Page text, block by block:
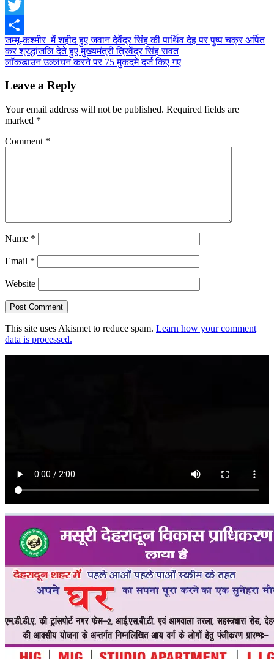
Facebook
Twitter
Share
Post
navigation
जम्मू-कश्मीर में शहीद हुए जवान देवेंद्र सिंह की पार्थिव देह पर पुष्प चक्र अर्पित
कर श्रद्धांजलि देते हुए मुख्यमंत्री त्रिवेंद्र सिंह रावत
लॉकडाउन उल्लंघन करने पर 75 मुकदमे दर्ज किए गए
Leave a Reply
Your email address will not be published. Required fields are
marked *
Comment *
Name *
Email *
Website
This site uses Akismet to reduce spam. Learn how your comment
data is processed.